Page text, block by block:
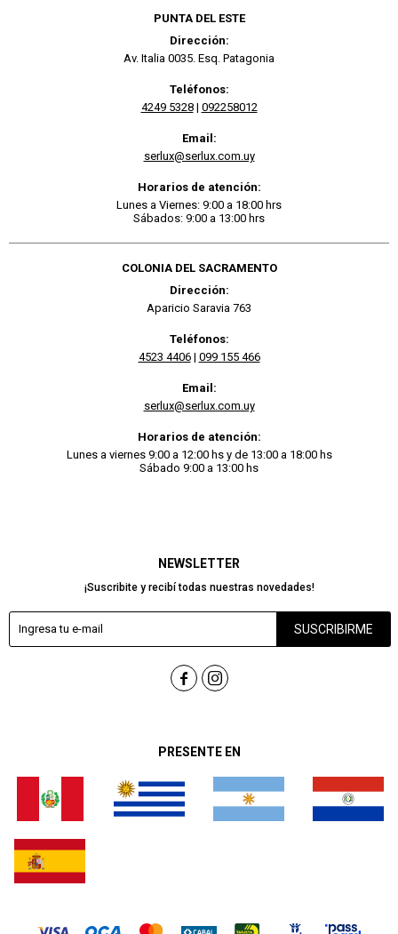
PRESENTE EN
NEWSLETTER
¡Suscribite y recibí todas nuestras novedades!
SUSCRIBIRME
 
PUNTA DEL ESTE
Dirección:
Av. Italia 0035. Esq. Patagonia
Teléfonos:
4249 5328| 092258012
Email:
serlux@serlux.com.uy
Horarios de atención:
Lunes a Viernes: 9:00 a 18:00 hrs
Sábados: 9:00 a 13:00 hrs
COLONIA DEL SACRAMENTO
Dirección:
Aparicio Saravia 763
Teléfonos:
4523 4406| 099 155 466
Email:
serlux@serlux.com.uy
Horarios de atención:
Lunes a viernes 9:00 a 12:00 hs y de 13:00 a 18:00 hs
Sábado 9:00 a 13:00 hs